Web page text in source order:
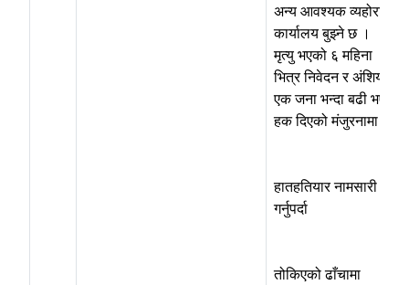
अन्य आवश्यक व्यहोरा
कार्यालय बुझ्ने छ ।
मृत्यु भएको ६ महिना
भित्र निवेदन र अंशियार
एक जना भन्दा बढी भए
हक दिएको मंजुरनामा ।
हातहतियार नामसारी
गर्नुपर्दा
तोकिएको ढाँचामा